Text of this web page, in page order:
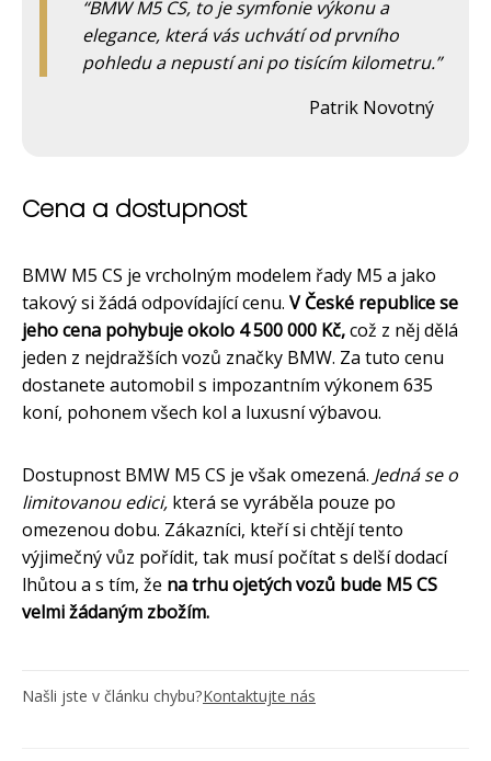
BMW M5 CS, to je symfonie výkonu a
elegance, která vás uchvátí od prvního
pohledu a nepustí ani po tisícím kilometru.
Patrik Novotný
Cena a dostupnost
BMW M5 CS je vrcholným modelem řady M5 a jako
takový si žádá odpovídající cenu. V České republice se
jeho cena pohybuje okolo 4 500 000 Kč,což z něj dělá
jeden z nejdražších vozů značky BMW. Za tuto cenu
dostanete automobil s impozantním výkonem 635
koní, pohonem všech kol a luxusní výbavou.
Dostupnost BMW M5 CS je však omezená. Jedná se o
limitovanou edici, která se vyráběla pouze po
omezenou dobu. Zákazníci, kteří si chtějí tento
výjimečný vůz pořídit, tak musí počítat s delší dodací
lhůtou a s tím, že na trhu ojetých vozů bude M5 CS
velmi žádaným zbožím.
Našli jste v článku chybu?Kontaktujte nás